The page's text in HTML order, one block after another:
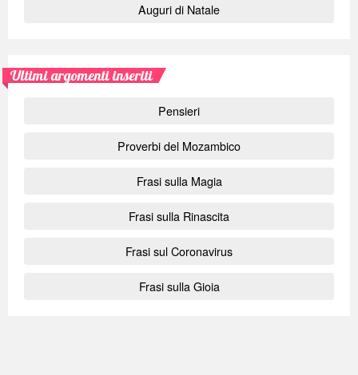
Auguri di Natale
Ultimi argomenti inseriti
Pensieri
Proverbi del Mozambico
Frasi sulla Magia
Frasi sulla Rinascita
Frasi sul Coronavirus
Frasi sulla Gioia